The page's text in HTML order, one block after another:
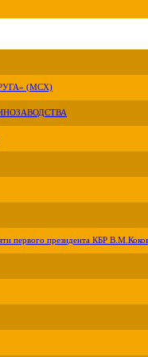
(МСХ)
первого президента КБР